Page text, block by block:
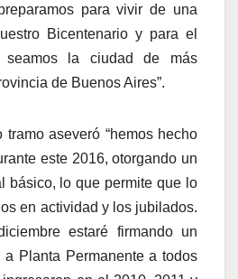
para vivir de una
Bicentenario y para el
seamos la ciudad de más
de Buenos Aires”.
tramo aseveró “hemos hecho
este 2016, otorgando un
básico, lo que permite que lo
en actividad y los jubilados.
estaré firmando un
a Planta Permanente a todos